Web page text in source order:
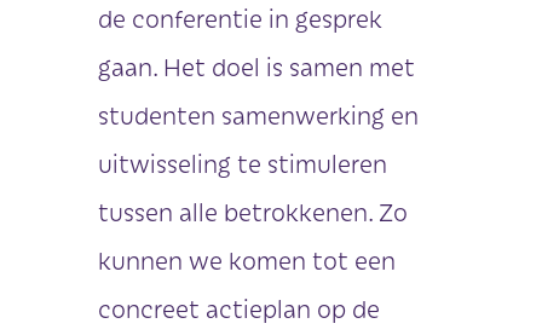
de conferentie in gesprek
gaan. Het doel is samen met
studenten samenwerking en
uitwisseling te stimuleren
tussen alle betrokkenen. Zo
kunnen we komen tot een
concreet actieplan op de